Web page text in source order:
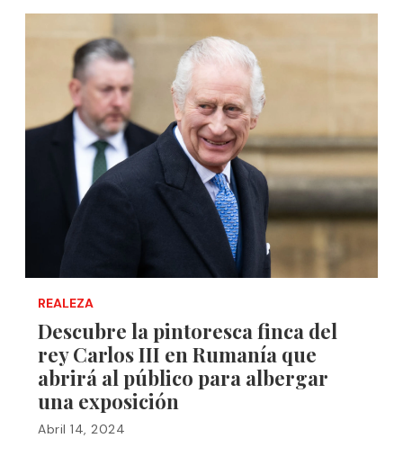
REALEZA
Descubre la pintoresca finca del
rey Carlos III en Rumanía que
abrirá al público para albergar
una exposición
Abril 14, 2024